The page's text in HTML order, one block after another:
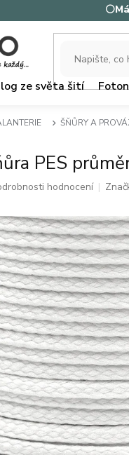
ze světa šití
ŠŇŮRY A
PES
hodnocení